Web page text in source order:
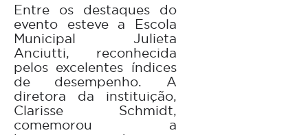
Entre os destaques do
evento esteve a Escola
Municipal Julieta
Anciutti, reconhecida
pelos excelentes índices
de desempenho. A
diretora da instituição,
Clarisse Schmidt,
comemorou a